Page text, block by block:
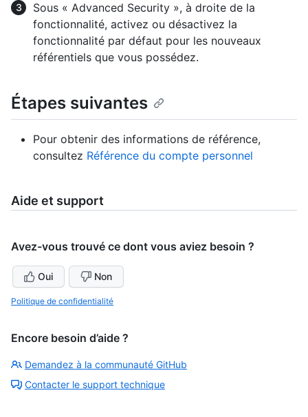
Sous « Advanced Security », à droite de la
fonctionnalité, activez ou désactivez la
fonctionnalité par défaut pour les nouveaux
référentiels que vous possédez.
Étapes suivantes
Pour obtenir des informations de référence,
consultez Référence du compte personnel
Aide et support
Avez-vous trouvé ce dont vous aviez besoin ?
Oui Non
Politique de confidentialité
Encore besoin d’aide ?
Demandez à la communauté GitHub
Contacter le support technique